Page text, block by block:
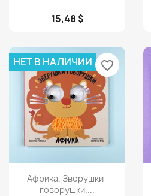
15,48 $
Просмотр
Африка. Зверушки-
говорушки....
НЕТ В НАЛИЧИИ favorite_border